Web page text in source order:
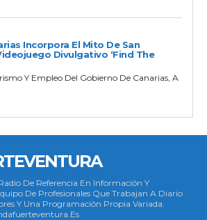
Incorpora El Mito De San
Divulgativo ‘Find The
Y Empleo Del Gobierno De Canarias, A
De Referencia En Información Y
De Profesionales Que Trabajan A Diario
Y Una Programación Propia Variada.